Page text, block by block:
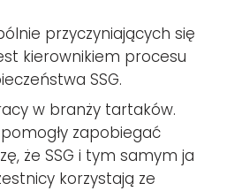
przyczyniających się
kierownikiem procesu
SSG.
w branży tartaków.
zapobiegać
że SSG i tym samym ja
korzystają ze